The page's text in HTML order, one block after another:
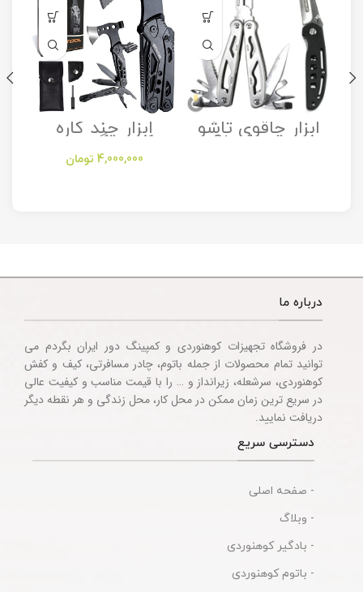
ابزار چاقوی تاشو
مدل Stanley
ابزار چند کاره
کمپینگ مدل
Camping
Multitool
4,000,000 تومان
درباره ما
در فروشگاه تجهیزات کوهنوردی و کمپینگ دور ایران بگردم می
توانید تمام محصولات از جمله باتوم، چادر مسافرتی، کیف و کفش
کوهنوردی، سرشعله، زیرانداز و … را با قیمت مناسب و کیفیت عالی
در سریع ترین زمان ممکن در محل کار، محل زندگی و هر نقطه دیگر
دریافت نمایید.
دسترسی سریع
- صفحه اصلی
- وبلاگ
- بادگیر کوهنوردی
- باتوم کوهنوردی